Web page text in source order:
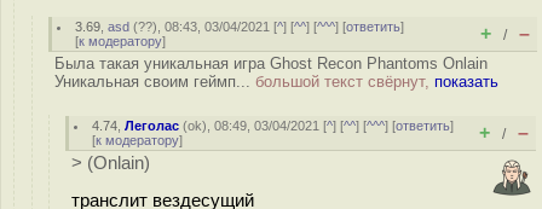
3.69 ,asd (??), 08:43, 03/04/2021 [^] [^^] [^^^] [ответить]
[к модератору] + / –
Была такая уникальная игра Ghost Recon Phantoms Onlain
Уникальная своим геймп... большой текст свёрнут, показать
4.74 ,Леголас (ok), 08:49, 03/04/2021 [^] [^^] [^^^] [ответить]
[к модератору] + / –
> (Onlain)
транслит вездесущий